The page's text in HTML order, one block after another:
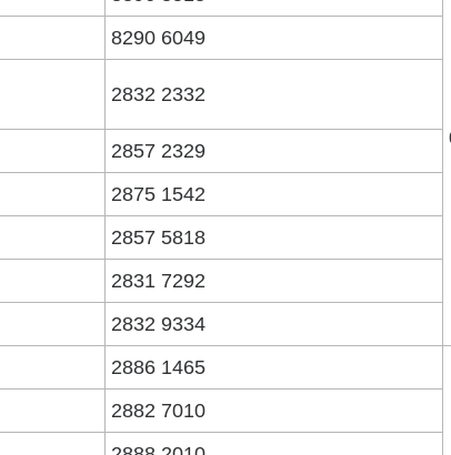
8290 6049
2832 2332
2857 2329
2875 1542
2857 5818
2831 7292
2832 9334
2886 1465
2882 7010